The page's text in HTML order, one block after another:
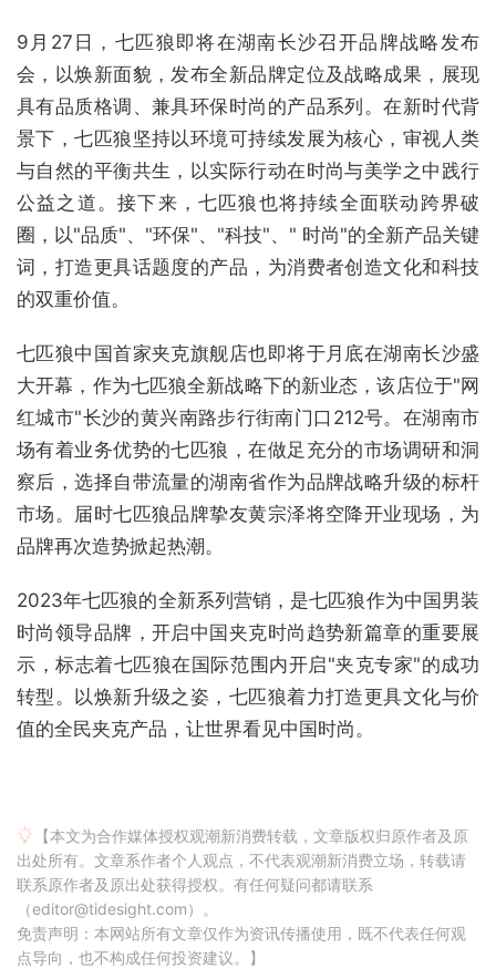
9月27日，七匹狼即将在湖南长沙召开品牌战略发布
会，以焕新面貌，发布全新品牌定位及战略成果，展现
具有品质格调、兼具环保时尚的产品系列。在新时代背
景下，七匹狼坚持以环境可持续发展为核心，审视人类
与自然的平衡共生，以实际行动在时尚与美学之中践行
公益之道。接下来，七匹狼也将持续全面联动跨界破
圈，以"品质"、"环保"、"科技"、" 时尚"的全新产品关键
词，打造更具话题度的产品，为消费者创造文化和科技
的双重价值。
七匹狼中国首家夹克旗舰店也即将于月底在湖南长沙盛
大开幕，作为七匹狼全新战略下的新业态，该店位于"网
红城市"长沙的黄兴南路步行街南门口212号。在湖南市
场有着业务优势的七匹狼，在做足充分的市场调研和洞
察后，选择自带流量的湖南省作为品牌战略升级的标杆
市场。届时七匹狼品牌挚友黄宗泽将空降开业现场，为
品牌再次造势掀起热潮。
2023年七匹狼的全新系列营销，是七匹狼作为中国男装
时尚领导品牌，开启中国夹克时尚趋势新篇章的重要展
示，标志着七匹狼在国际范围内开启"夹克专家"的成功
转型。以焕新升级之姿，七匹狼着力打造更具文化与价
值的全民夹克产品，让世界看见中国时尚。
【本文为合作媒体授权观潮新消费转载，文章版权归原作者及原
出处所有。文章系作者个人观点，不代表观潮新消费立场，转载请
联系原作者及原出处获得授权。有任何疑问都请联系
（editor@tidesight.com）。
免责声明：本网站所有文章仅作为资讯传播使用，既不代表任何观
点导向，也不构成任何投资建议。】